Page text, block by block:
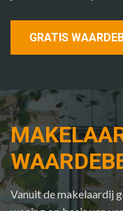
GRATIS
Vanuit de makelaardij